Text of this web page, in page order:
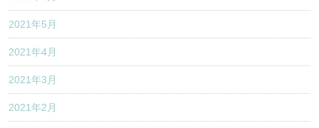
2021年5月
2021年4月
2021年3月
2021年2月